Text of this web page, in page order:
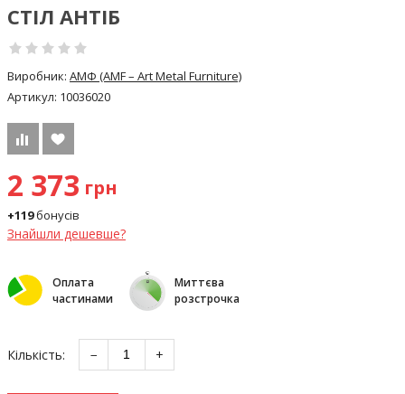
СТІЛ АНТІБ
Виробник: АМФ (AMF – Art Metal Furniture)
Артикул: 10036020
2 373 грн
+119бонусів
Знайшли дешевше?
Оплата
частинами
Миттєва
розстрочка
Кількість: − +